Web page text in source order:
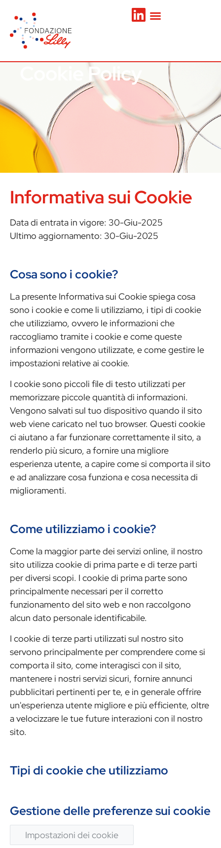
Cookie Policy
Informativa sui Cookie
Data di entrata in vigore: 30-Giu-2025
Ultimo aggiornamento: 30-Giu-2025
Cosa sono i cookie?
La presente Informativa sui Cookie spiega cosa
sono i cookie e come li utilizziamo, i tipi di cookie
che utilizziamo, ovvero le informazioni che
raccogliamo tramite i cookie e come queste
informazioni vengono utilizzate, e come gestire le
impostazioni relative ai cookie.
I cookie sono piccoli file di testo utilizzati per
memorizzare piccole quantità di informazioni.
Vengono salvati sul tuo dispositivo quando il sito
web viene caricato nel tuo browser. Questi cookie
ci aiutano a far funzionare correttamente il sito, a
renderlo più sicuro, a fornire una migliore
esperienza utente, a capire come si comporta il sito
e ad analizzare cosa funziona e cosa necessita di
miglioramenti.
Come utilizziamo i cookie?
Come la maggior parte dei servizi online, il nostro
sito utilizza cookie di prima parte e di terze parti
per diversi scopi. I cookie di prima parte sono
principalmente necessari per il corretto
funzionamento del sito web e non raccolgono
alcun dato personale identificabile.
I cookie di terze parti utilizzati sul nostro sito
servono principalmente per comprendere come si
comporta il sito, come interagisci con il sito,
mantenere i nostri servizi sicuri, fornire annunci
pubblicitari pertinenti per te, e in generale offrire
un'esperienza utente migliore e più efficiente, oltre
a velocizzare le tue future interazioni con il nostro
sito.
Tipi di cookie che utilizziamo
Gestione delle preferenze sui cookie
Impostazioni dei cookie